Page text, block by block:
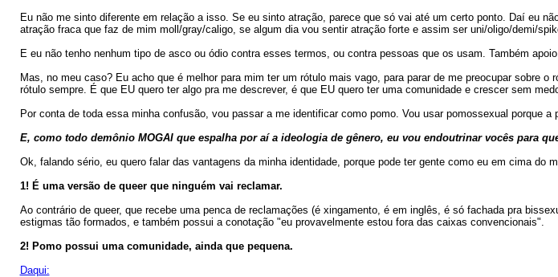
Eu não me sinto diferente em relação a isso. Se eu sinto atração, parece que só vai até um certo ponto. Daí eu
atração fraca que faz de mim moll/gray/caligo, se algum dia vou sentir atração forte e assim ser uni/oligo/demi/
E eu não tenho nenhum tipo de asco ou ódio contra esses termos, ou contra pessoas que os usam. Também
Mas, no meu caso? Eu acho que é melhor para mim ter um rótulo mais vago, para parar de me preocupar sobre
rótulo sempre. É que EU quero ter algo pra me descrever, é que EU quero ter uma comunidade e crescer sem
Por conta de toda essa minha confusão, vou passar a me identificar como pomo. Vou usar pomossexual porque
E, como todo demônio MOGAI que espalha por aí a ideologia de gênero, eu vou endoutrinar vocês para
Ok, falando sério, eu quero falar das vantagens da minha identidade, porque pode ter gente como eu em cima do
1! É uma versão de queer que ninguém vai reclamar.
Ao contrário de queer, que recebe uma penca de reclamações (é xingamento, é em inglês, é só fachada pra
estigmas tão formados, e também possui a conotação "eu provavelmente estou fora das caixas convencionais".
2! Pomo possui uma comunidade, ainda que pequena.
Daqui: